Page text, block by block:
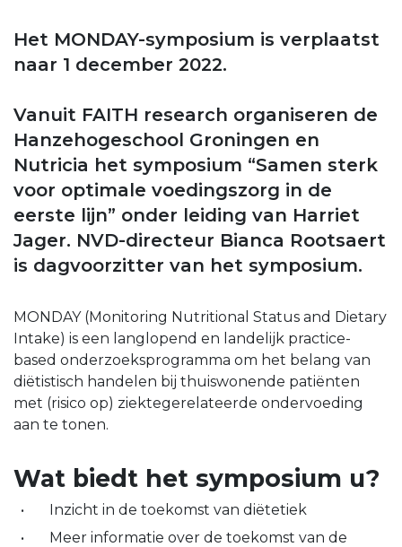
Het MONDAY-symposium is verplaatst
naar 1 december 2022.
Vanuit FAITH research organiseren de
Hanzehogeschool Groningen en
Nutricia het symposium “Samen sterk
voor optimale voedingszorg in de
eerste lijn” onder leiding van Harriet
Jager. NVD-directeur Bianca Rootsaert
is dagvoorzitter van het symposium.
MONDAY (Monitoring Nutritional Status and Dietary
Intake) is een langlopend en landelijk practice-
based onderzoeksprogramma om het belang van
diëtistisch handelen bij thuiswonende patiënten
met (risico op) ziektegerelateerde ondervoeding
aan te tonen.
Wat biedt het symposium u?
Inzicht in de toekomst van diëtetiek
Meer informatie over de toekomst van de